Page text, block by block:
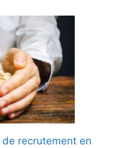
recrutement en